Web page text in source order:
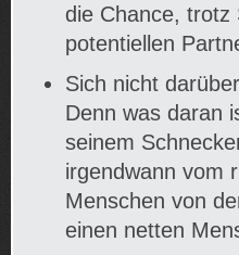
die Chance, trotz
potentiellen
Sich nicht
Denn was daran
seinem
irgendwann vom
Menschen von
einen netten